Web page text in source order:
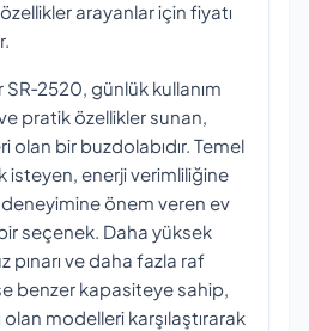
arayanlar için fiyatı
günlük kullanım
pratik özellikler sunan,
olan bir buzdolabıdır. Temel
isteyen, enerji verimliliğine
önem veren ev
seçenek. Daha yüksek
pınarı ve daha fazla raf
benzer kapasiteye sahip,
modelleri karşılaştırarak